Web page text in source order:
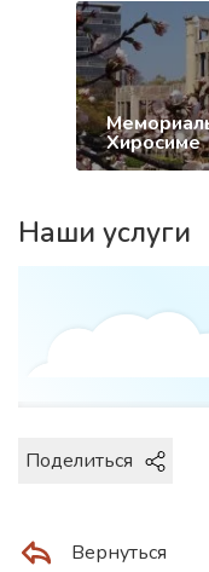
Хиросиме
Наши услуги
Поделиться
Вернуться